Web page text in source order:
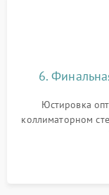
6.
Юстировка
коллиматорном
ударном
темноте,